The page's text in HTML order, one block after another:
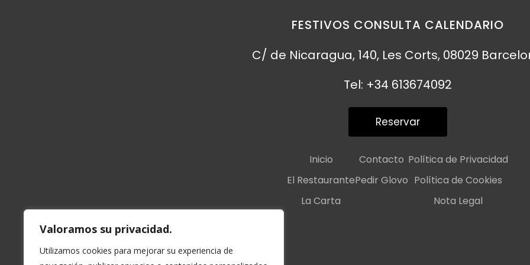
Valoramos su privacidad.
Utilizamos cookies para mejorar su experiencia de
FESTIVOS CONSULTA CALENDARIO
C/ de Nicaragua, 140, Les Corts, 08029
Tel: +34 613674092
Reservar
Inicio
El Restaurante
La Carta
Contacto
Pedir Glovo
Política de Privacidad
Política de Cookies
Nota Legal